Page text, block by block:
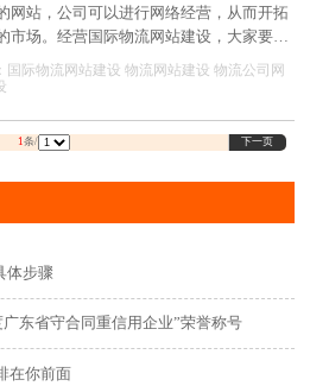
网站，公司可以进行网络经营，从而开拓
市场。经营国际物流网站建设，大家要注
板块的设计，布局。毕竟，合理的布局，
出网站的特色和优势。那么，国际物流网
国际物流网站建设 物流网站建设 物流公司网
1条/ 下一页
体步骤
广东省守合同重信用企业”荣誉称号
在你前面